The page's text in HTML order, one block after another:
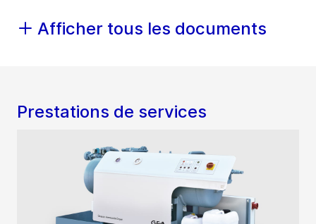
Afficher tous les documents
Prestations de services